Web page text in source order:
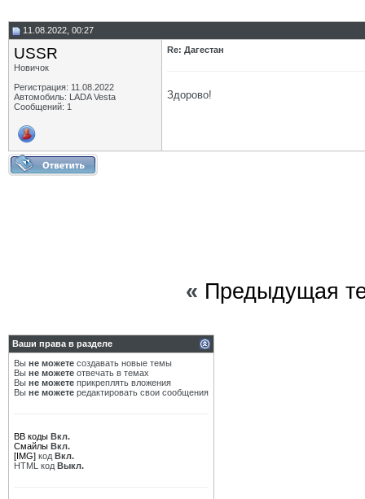
11.08.2022, 00:27
USSR
Новичок
Регистрация: 11.08.2022
Автомобиль: LADA Vesta
Сообщений: 1
Re: Дагестан
Здорово!
« Предыдущая
Ваши права в разделе
Вы не можете создавать новые темы
Вы не можете отвечать в темах
Вы не можете прикреплять вложения
Вы не можете редактировать свои сообщения
BB коды Вкл.
Смайлы Вкл.
[IMG] код Вкл.
HTML код Выкл.